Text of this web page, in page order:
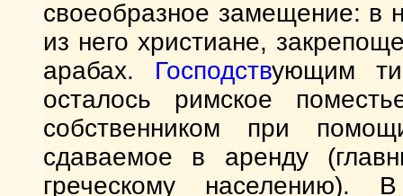
своеобразное замещение: в
из него христиане,
арабах. Господствующим
осталось римское
собственником при
сдаваемое в аренду
греческому населению).